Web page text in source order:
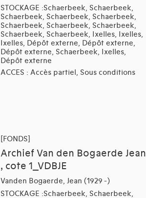
STOCKAGE :Schaerbeek, Schaerbeek,
Schaerbeek, Schaerbeek, Schaerbeek,
Schaerbeek, Schaerbeek, Schaerbeek,
Schaerbeek, Schaerbeek, Ixelles, Ixelles,
Ixelles, Dépôt externe, Dépôt externe,
Dépôt externe, Schaerbeek, Ixelles,
Dépôt externe
ACCES : Accès partiel, Sous conditions
[FONDS]
Archief Van den Bogaerde Jean
, cote 1_VDBJE
Vanden Bogaerde, Jean (1929 -)
STOCKAGE :Schaerbeek, Schaerbeek,